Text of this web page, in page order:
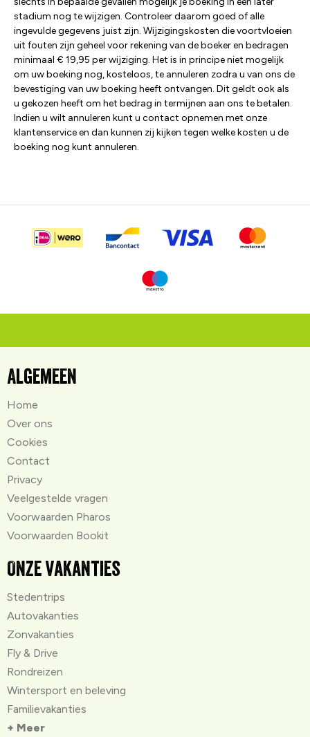
stadium nog te wijzigen. Controleer daarom goed of alle
ingevulde gegevens juist zijn. Wijzigingskosten die voortvloeien
uit fouten zijn geheel voor rekening van de boeker en bedragen
minimaal € 19,95 per wijziging. Het is in principe niet mogelijk
om uw boeking nog, kosteloos, te annuleren zodra u van ons de
bevestiging van uw boeking heeft ontvangen. Dit geldt ook als
u gekozen heeft om het bedrag in termijnen aan ons te betalen.
Indien u wilt annuleren kunt u contact opnemen met onze
klantenservice en dan kunnen zij kijken tegen welke kosten u de
boeking nog kunt annuleren.
Algemeen
Home
Over ons
Cookies
Contact
Privacy
Veelgestelde vragen
Voorwaarden Pharos
Voorwaarden Bookit
Onze vakanties
Stedentrips
Autovakanties
Zonvakanties
Fly & Drive
Rondreizen
Wintersport en beleving
Familievakanties
+ Meer